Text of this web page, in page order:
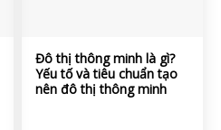
Đô thị thông minh là gì?
Yếu tố và tiêu chuẩn tạo
nên đô thị thông minh